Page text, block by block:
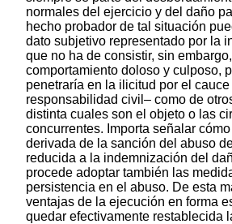
normales del ejercicio y del daño
hecho probador de tal situación
dato subjetivo representado por la
que no ha de consistir, sin
comportamiento doloso y culposo,
penetraría en la ilicitud por el cauce
responsabilidad civil– como de
distinta cuales son el objeto o las
concurrentes. Importa señalar
derivada de la sanción del abuso
reducida a la indemnización del
procede adoptar también las
persistencia en el abuso. De esta
ventajas de la ejecución en forma
quedar efectivamente restablecida